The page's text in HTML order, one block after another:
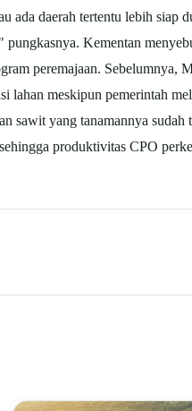
ada daerah tertentu lebih siap
Kementan
peremajaan. Sebelumnya,
lahan meskipun pemerintah
sawit yang tanamannya sudah
produktivitas CPO